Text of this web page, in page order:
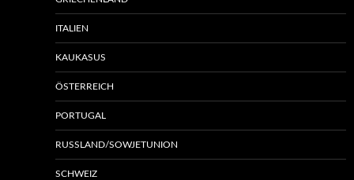
ITALIEN
KAUKASUS
ÖSTERREICH
PORTUGAL
RUSSLAND/SOWJETUNION
SCHWEIZ